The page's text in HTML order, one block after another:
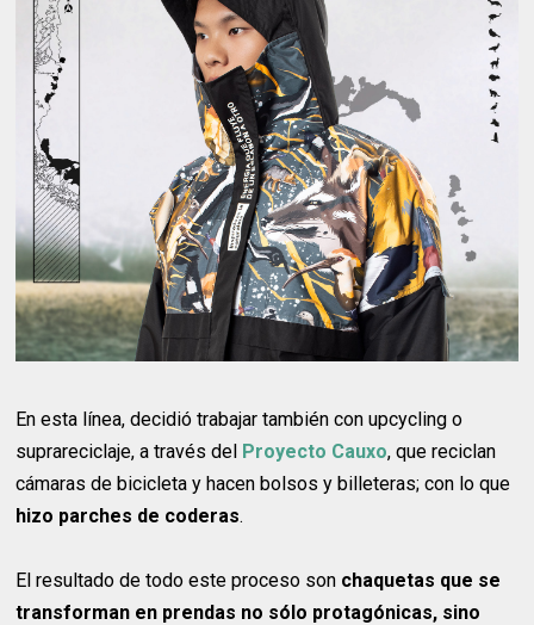
En esta línea, decidió trabajar también con upcycling o
suprareciclaje, a través del Proyecto Cauxo, que reciclan
cámaras de bicicleta y hacen bolsos y billeteras; con lo que
hizo parches de coderas.
El resultado de todo este proceso son chaquetas que se
transforman en prendas no sólo protagónicas, sino